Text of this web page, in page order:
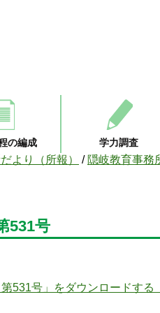
の編成 学力調査
より（所報） / 隠岐教育事務
531号
531号」をダウンロードする